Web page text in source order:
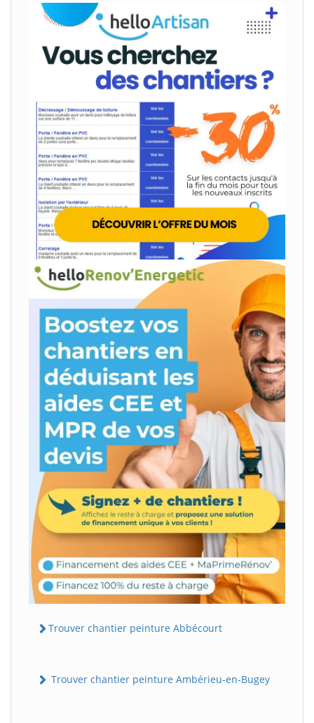
Trouver chantier peinture Abbécourt
Trouver chantier peinture Ambérieu-en-Bugey